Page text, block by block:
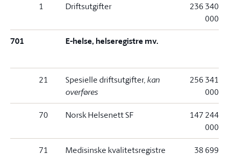
1 Driftsutgifter
236 340
000
701 E-helse, helseregistre mv.
21 Spesielle driftsutgifter, kan
overføres
256 341
000
70 Norsk Helsenett SF
147 244
000
71 Medisinske kvalitetsregistre
38 699